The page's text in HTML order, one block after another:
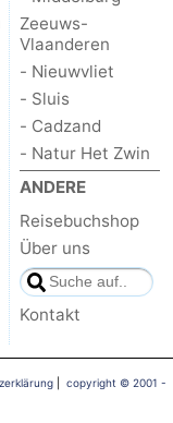
Zeeuws-
Vlaanderen
- Nieuwvliet
- Sluis
- Cadzand
- Natur Het Zwin
ANDERE
Reisebuchshop
Über uns
Kontakt
| copyright © 2001 -